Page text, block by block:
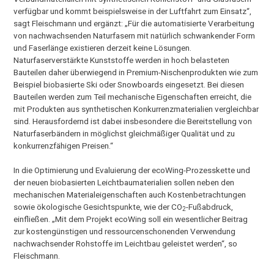
verfügbar und kommt beispielsweise in der Luftfahrt zum Einsatz“,
sagt Fleischmann und ergänzt: „Für die automatisierte Verarbeitung
von nachwachsenden Naturfasern mit natürlich schwankender Form
und Faserlänge existieren derzeit keine Lösungen.
Naturfaserverstärkte Kunststoffe werden in hoch belasteten
Bauteilen daher überwiegend in Premium-Nischenprodukten wie zum
Beispiel biobasierte Ski oder Snowboards eingesetzt. Bei diesen
Bauteilen werden zum Teil mechanische Eigenschaften erreicht, die
mit Produkten aus synthetischen Konkurrenzmaterialien vergleichbar
sind. Herausfordernd ist dabei insbesondere die Bereitstellung von
Naturfaserbändern in möglichst gleichmäßiger Qualität und zu
konkurrenzfähigen Preisen.“
In die Optimierung und Evaluierung der ecoWing-Prozesskette und
der neuen biobasierten Leichtbaumaterialien sollen neben den
mechanischen Materialeigenschaften auch Kostenbetrachtungen
sowie ökologische Gesichtspunkte, wie der CO2-Fußabdruck,
einfließen. „Mit dem Projekt ecoWing soll ein wesentlicher Beitrag
zur kostengünstigen und ressourcenschonenden Verwendung
nachwachsender Rohstoffe im Leichtbau geleistet werden“, so
Fleischmann.